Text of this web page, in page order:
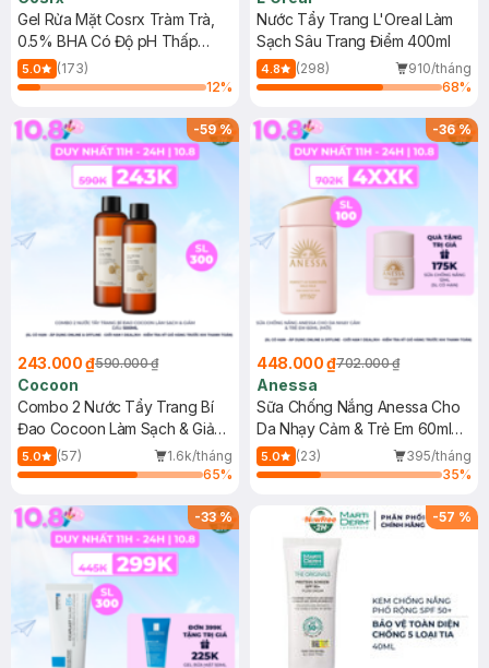
Gel Rửa Mặt Cosrx Tràm Trà,
0.5% BHA Có Độ pH Thấp
150ml
5.0
(173)
12%
Nước Tẩy Trang L'Oreal Làm
Sạch Sâu Trang Điểm 400ml
4.8 (298)
910/tháng
68%
-59%
243.000 ₫590.000 ₫
Cocoon
Combo 2 Nước Tẩy Trang Bí
Đao Cocoon Làm Sạch & Giảm
Dầu 500ml
5.0 (57)
1.6k/tháng
65%
-36%
448.000 ₫702.000 ₫
Anessa
Sữa Chống Nắng Anessa Cho
Da Nhạy Cảm & Trẻ Em 60ml
(Mới)
5.0 (23)
395/tháng
35%
-33% -57 %